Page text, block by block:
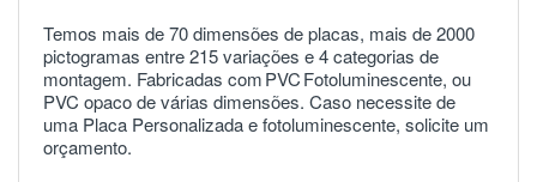
Temos mais de 70 dimensões de placas, mais de 2000
pictogramas entre 215 variações e 4 categorias de
montagem. Fabricadas comPVCFotoluminescente, ou
PVC opaco de várias dimensões. Caso necessite de
uma Placa Personalizada e fotoluminescente, solicite um
orçamento.